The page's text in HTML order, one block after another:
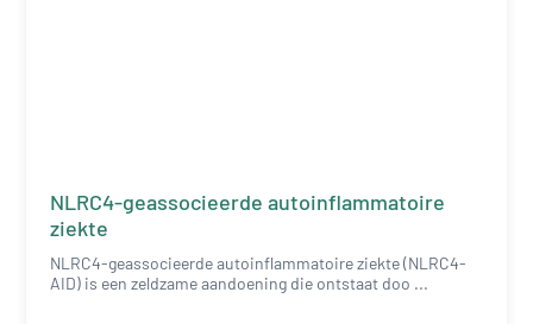
NLRC4-geassocieerde autoinflammatoire
ziekte
NLRC4-geassocieerde autoinflammatoire ziekte (NLRC4-
AID) is een zeldzame aandoening die ontstaat doo ...